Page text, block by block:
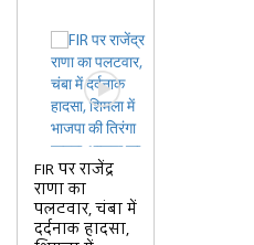
FIR पर राजेंद्र
राणा का
पलटवार, चंबा में
दर्दनाक हादसा,